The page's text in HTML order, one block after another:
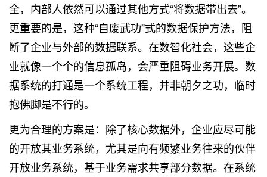
全，内部人依然可以通过其他方式“将数据带出去”。
更重要的是，这种“自废武功”式的数据保护方法，阻
断了企业与外部的数据联系。在数智化社会，这些企
业就像一个个的信息孤岛，会严重阻碍业务开展。数
据系统的打通是一个系统工程，并非朝夕之功，临时
抱佛脚是不行的。
更为合理的方案是：除了核心数据外，企业应尽可能
的开放其业务系统，尤其是向有频繁业务往来的伙伴
开放业务系统，基于业务需求共享部分数据。在系统